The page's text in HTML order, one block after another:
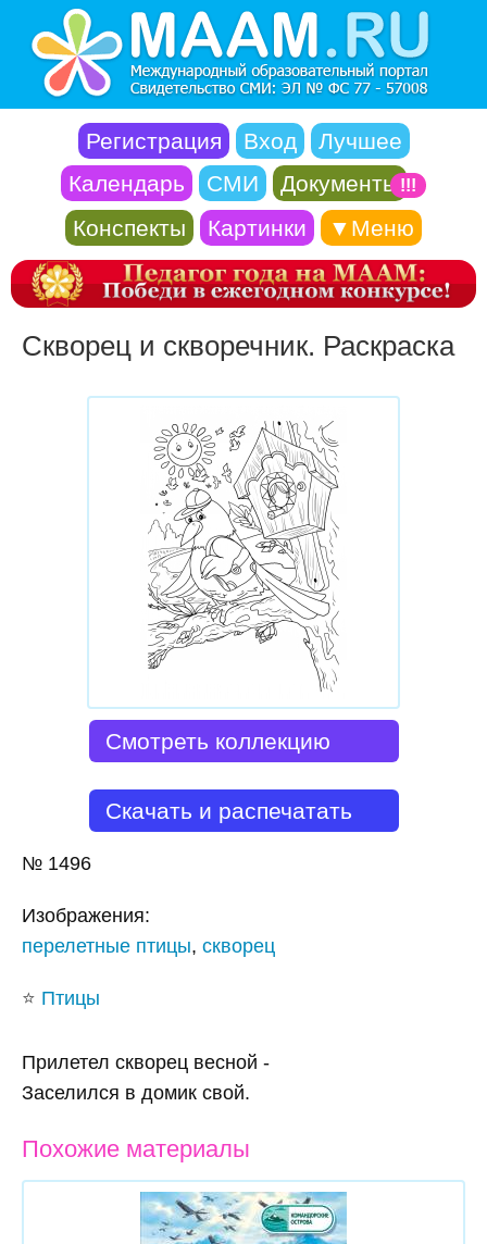
Регистрация Вход
Лучшее
Календарь
СМИ Документы !!!
Конспекты Картинки ▼Меню
Скворец и скворечник. Раскраска
Смотреть коллекцию
Скачать и распечатать
№ 1496
Изображения:
перелетные птицы, скворец
⭐ Птицы
Прилетел скворец весной -
Заселился в домик свой.
Похожие материалы